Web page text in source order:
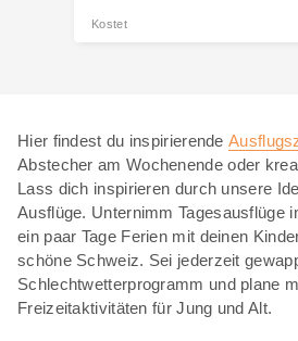
Kostet
Hier findest du inspirierende
Abstecher am Wochenende oder
Lass dich inspirieren durch unsere
Ausflüge. Unternimm Tagesausflüge
ein paar Tage Ferien mit deinen
schöne Schweiz. Sei jederzeit
Schlechtwetterprogramm und plane
Freizeitaktivitäten für Jung und Alt.